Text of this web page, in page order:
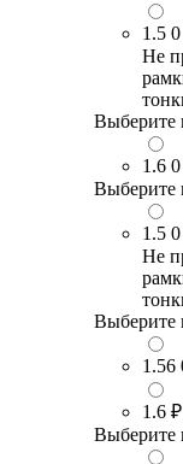
1.5
Не
Выберите
1.6
Выберите
1.5
Не
Выберите
1.56
1.6 ₽
Выберите